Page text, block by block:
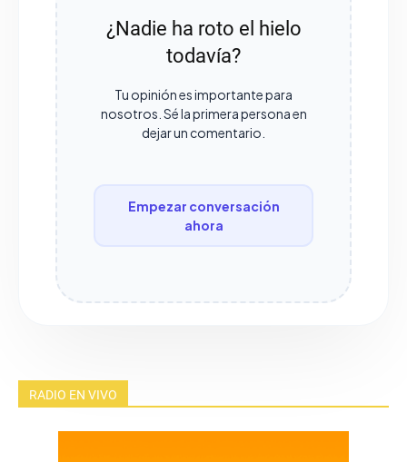
¿Nadie ha roto el hielo
todavía?
Tu opinión es importante para
nosotros. Sé la primera persona en
dejar un comentario.
Empezar conversación
ahora
RADIO EN VIVO